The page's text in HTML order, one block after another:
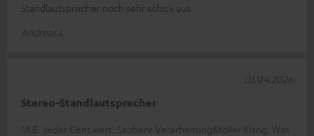
Standlautsprecher noch sehr schick aus.
Andreas L.
Stereo-Standlautsprecher
M.E. Jeder Cent wert. Saubere Verarbeitung&toller Klang. Was
01.04.2026